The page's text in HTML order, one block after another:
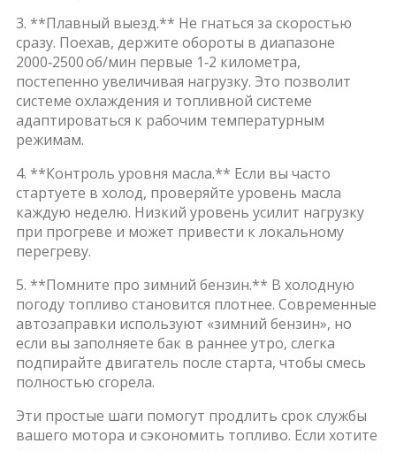
3. **Плавный выезд.** Не гнаться за скоростью
сразу. Поехав, держите обороты в диапазоне
2000‑2500 об/мин первые 1‑2 километра,
постепенно увеличивая нагрузку. Это позволит
системе охлаждения и топливной системе
адаптироваться к рабочим температурным
режимам.
4. **Контроль уровня масла.** Если вы часто
стартуете в холод, проверяйте уровень масла
каждую неделю. Низкий уровень усилит нагрузку
при прогреве и может привести к локальному
перегреву.
5. **Помните про зимний бензин.** В холодную
погоду топливо становится плотнее. Современные
автозаправки используют «зимний бензин», но
если вы заполняете бак в раннее утро, слегка
подпирайте двигатель после старта, чтобы смесь
полностью сгорела.
Эти простые шаги помогут продлить срок службы
вашего мотора и сэкономить топливо. Если хотите